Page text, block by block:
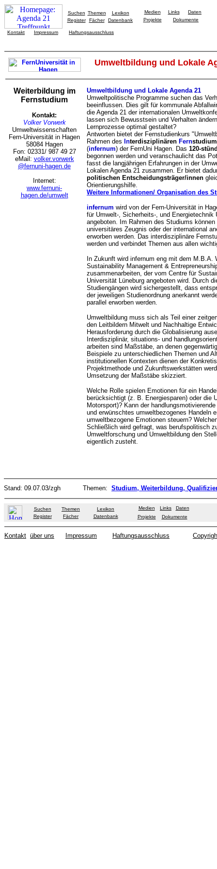
Suchen Themen
Lexikon
Register
Fächer Datenbank
Medien Links
Daten
Projekte
Dokumente
Kontakt Impressum Haftungsausschluss
Umweltbildung und Lokale
Weiterbildung im
Fernstudium
Kontakt:
Volker Vorwerk
Umweltwissenschaften
Fern-Universität in Hagen
58084 Hagen
Fon: 02331/ 987 49 27
eMail: volker.vorwerk
@fernuni-hagen.de
Internet:
www.fernuni-
hagen.de/umwelt
Umweltbildung und Lokale Agenda 21
Umweltpolitische Programme suchen das
beeinflussen. Dies gilt für kommunale
die Agenda 21 der internationalen
lassen sich Bewusstsein und Verhalten
Lernprozesse optimal gestaltet?
Antworten bietet der Fernstudienkurs
Rahmen des Interdisziplinären Fern
(infernum) der FernUni Hagen. Das 120-
begonnen werden und veranschaulicht das
fasst die langjährigen Erfahrungen in der
Lokalen Agenda 21 zusammen. Er bietet
politischen Entscheidungsträger/innen
Orientierungshilfe.
Weitere Informationen/ Organisation des
infernum wird von der Fern-Universität in
für Umwelt-, Sicherheits-, und Energietechnik
angeboten. Im Rahmen des Studiums
universitäres Zeugnis oder der international
erworben werden. Das interdisziplinäre
werden und verbindet Themen aus allen
In Zukunft wird infernum eng mit dem M.B.A.
Sustainability Management &
zusammenarbeiten, der vom Centre für
Universität Lüneburg angeboten wird. Durch
Studiengängen wird sichergestellt, dass
der jeweiligen Studienordnung anerkannt
parallel erworben werden.
Umweltbildung muss sich als Teil einer
den Leitbildern Mitwelt und Nachhaltige
Herausforderung durch die Globalisierung
Interdisziplinär, situations- und
arbeiten sind Maßstäbe, an denen
Beispiele zu unterschiedlichen Themen und
institutionellen Kontexten dienen der
Projektmethode und Zukunftswerkstätten
Umsetzung der Maßstäbe skizziert.
Welche Rolle spielen Emotionen für ein
berücksichtigt (z. B. Energiesparen) oder die
Motorsport)? Kann der
und erwünschtes umweltbezogenes Handeln
umweltbezogene Emotionen steuern?
Schließlich wird gefragt, was berufspolitisch
Umweltforschung und Umweltbildung den
eigentlich zusteht.
Stand: 09.07.03/zgh Themen: Studium, Weiterbildung,
Suchen Themen
Lexikon
Register
Fächer Datenbank
Medien Links
Daten
Projekte
Dokumente
Kontakt über uns Impressum Haftungsausschluss